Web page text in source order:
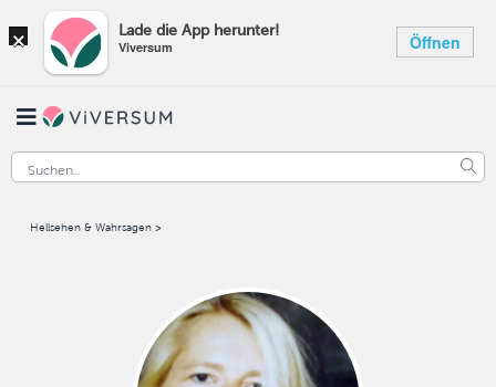
× Lade die App herunter!
Viversum Öffnen
Hellsehen & Wahrsagen